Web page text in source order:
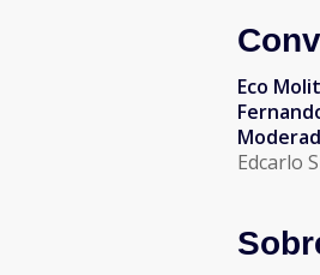
Eco
Edcarlo